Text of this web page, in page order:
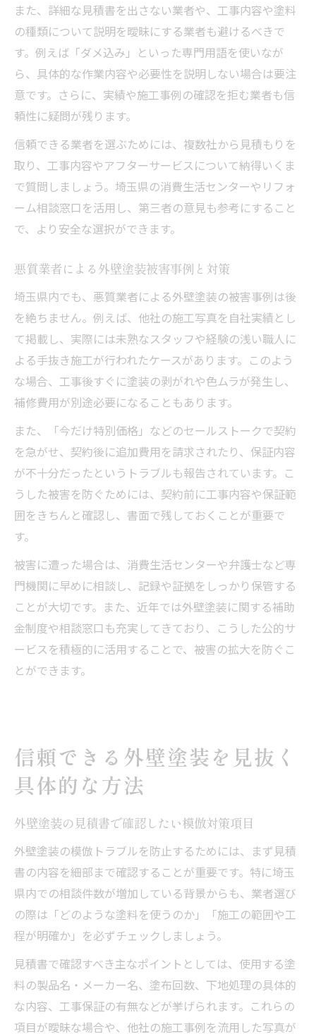
また、詳細な見積書を出さない業者や、工事内容や塗料
の種類について説明を曖昧にする業者も避けるべきで
す。例えば「ダメ込み」といった専門用語を使いなが
ら、具体的な作業内容や必要性を説明しない場合は要注
意です。さらに、実績や施工事例の確認を拒む業者も信
頼性に疑問が残ります。
信頼できる業者を選ぶためには、複数社から見積もりを
取り、工事内容やアフターサービスについて納得いくま
で質問しましょう。埼玉県の消費生活センターやリフォ
ーム相談窓口を活用し、第三者の意見も参考にすること
で、より安全な選択ができます。
悪質業者による外壁塗装被害事例と対策
埼玉県内でも、悪質業者による外壁塗装の被害事例は後
を絶ちません。例えば、他社の施工写真を自社実績とし
て掲載し、実際には未熟なスタッフや経験の浅い職人に
よる手抜き施工が行われたケースがあります。このよう
な場合、工事後すぐに塗装の剥がれや色ムラが発生し、
補修費用が別途必要になることもあります。
また、「今だけ特別価格」などのセールストークで契約
を急がせ、契約後に追加費用を請求されたり、保証内容
が不十分だったというトラブルも報告されています。こ
うした被害を防ぐためには、契約前に工事内容や保証範
囲をきちんと確認し、書面で残しておくことが重要で
す。
被害に遭った場合は、消費生活センターや弁護士など専
門機関に早めに相談し、記録や証拠をしっかり保管する
ことが大切です。また、近年では外壁塗装に関する補助
金制度や相談窓口も充実してきており、こうした公的サ
ービスを積極的に活用することで、被害の拡大を防ぐこ
とができます。
信頼できる外壁塗装を見抜く
具体的な方法
外壁塗装の見積書で確認したい模倣対策項目
外壁塗装の模倣トラブルを防止するためには、まず見積
書の内容を細部まで確認することが重要です。特に埼玉
県内での相談件数が増加している背景からも、業者選び
の際は「どのような塗料を使うのか」「施工の範囲や工
程が明確か」を必ずチェックしましょう。
見積書で確認すべき主なポイントとしては、使用する塗
料の製品名・メーカー名、塗布回数、下地処理の具体的
な内容、工事保証の有無などが挙げられます。これらの
項目が曖昧な場合や、他社の施工事例を流用した写真が